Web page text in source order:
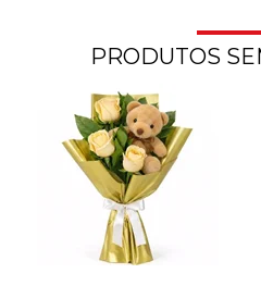
PRODUTOS